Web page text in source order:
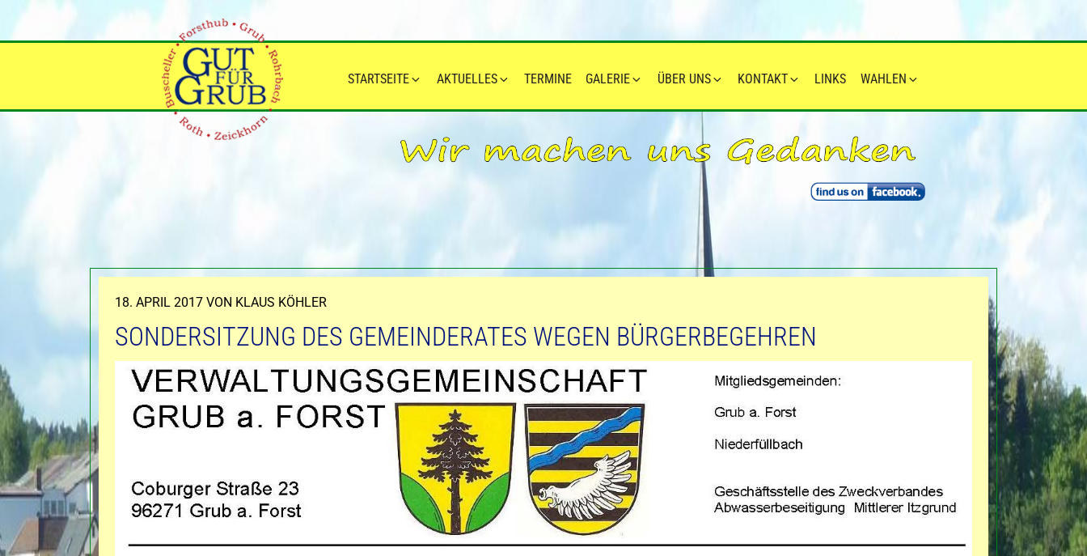
Zum
springen
STARTSEITE AKTUELLES TERMINE GALERIE ÜBER UNS KONTAKT LINKS WAHLEN
VERÖFFENTLICHT
18. APRIL 2017 VON KLAUS KÖHLER
SONDERSITZUNG DES GEMEINDERATES WEGEN BÜRGERBEGEHREN